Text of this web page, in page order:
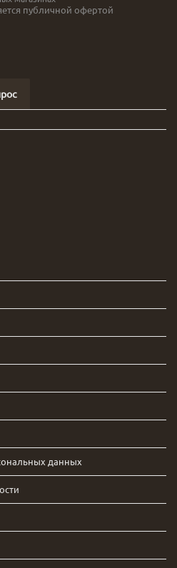
публичной офертой
данных